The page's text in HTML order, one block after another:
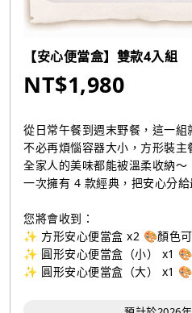
【安心便當盒】雙款4入組
NT$1,980
從日常午餐到週末野餐，這一組
不必再煩惱容器大小，方形裝
全家人的美味都能被溫柔收納～
一次擁有 4 款經典，把安心分
您將會收到：
✨ 方形安心便當盒 x2 🎨顏色
✨ 圓形安心便當盒（小） x1
✨ 圓形安心便當盒（大） x1